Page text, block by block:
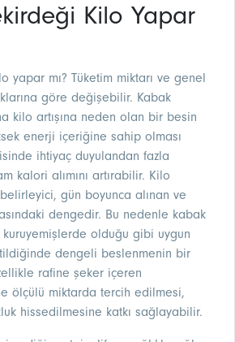
Kilo Yapar
yapar mı? Tüketim miktarı ve genel
göre değişebilir. Kabak
kilo artışına neden olan bir besin
enerji içeriğine sahip olması
ihtiyaç duyulandan fazla
kalori alımını artırabilir. Kilo
gün boyunca alınan ve
dengedir. Bu nedenle kabak
olduğu gibi uygun
dengeli beslenmenin bir
rafine şeker içeren
ölçülü miktarda tercih edilmesi,
hissedilmesine katkı sağlayabilir.